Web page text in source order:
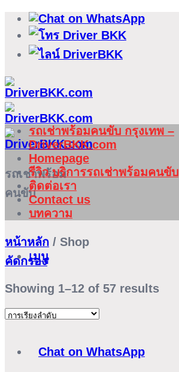
ข้าม
เนื้อหา
รถเช่าพร้อม
คนขับ
เมนู
รถเช่าพร้อมคนขับ กรุงเทพ –
DriverBKK.com
Homepage
รีวิว บริการรถเช่าพร้อมคนขับ
ติดต่อเรา
Contact us
บทความ
หน้าหลัก / Shop
คัดกรอง
Showing 1–12 of 57 results